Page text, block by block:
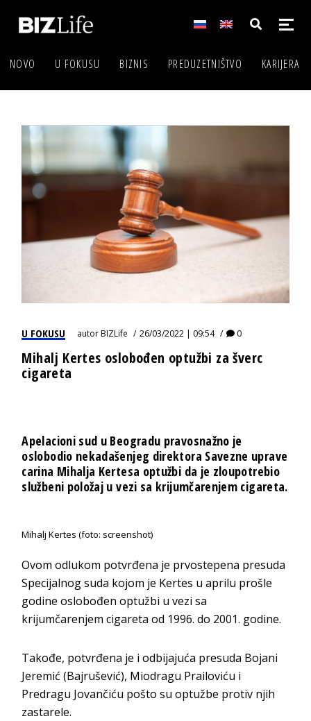
NOVO U FOKUSU BIZNIS PREDUZETNIŠTVO KARIJERA
U FOKUSU autorBIZLife 26/03/2022 | 09:54 0
Mihalj Kertes oslobođen optužbi za šverc
cigareta
Apelacioni sud u Beogradu pravosnažno je
oslobodio nekadašenjeg direktora Savezne uprave
carina Mihalja Kertesa optužbi da je zloupotrebio
službeni položaj u vezi sa krijumčarenjem cigareta.
Mihalj Kertes (foto: screenshot)
Ovom odlukom potvrđena je prvostepena presuda
Specijalnog suda kojom je Kertes u aprilu prošle
godine oslobođen optužbi u vezi sa
krijumčarenjem cigareta od 1996. do 2001. godine.
Takođe, potvrđena je i odbijajuća presuda Bojani
Jeremić (Bajrušević), Miodragu Prailoviću i
Predragu Jovančiću pošto su optužbe protiv njih
zastarele.